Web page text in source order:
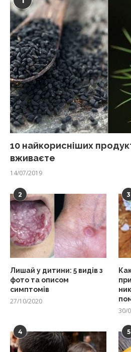
10 найкорисніших
вживаєте
14/07/2019
2
Лишай у дитини: 5 видів з
фото та описом
симптомів
27/10/2020
3
30/
4 5